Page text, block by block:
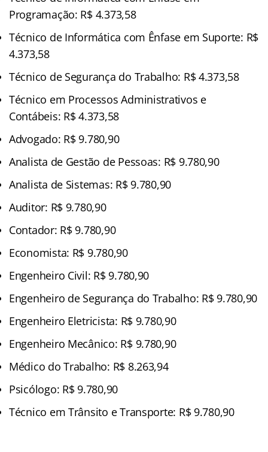
Programação: R$ 4.373,58
Técnico de Informática com Ênfase em Suporte: R$
4.373,58
Técnico de Segurança do Trabalho: R$ 4.373,58
Técnico em Processos Administrativos e
Contábeis: R$ 4.373,58
Advogado: R$ 9.780,90
Analista de Gestão de Pessoas: R$ 9.780,90
Analista de Sistemas: R$ 9.780,90
Auditor: R$ 9.780,90
Contador: R$ 9.780,90
Economista: R$ 9.780,90
Engenheiro Civil: R$ 9.780,90
Engenheiro de Segurança do Trabalho: R$ 9.780,90
Engenheiro Eletricista: R$ 9.780,90
Engenheiro Mecânico: R$ 9.780,90
Médico do Trabalho: R$ 8.263,94
Psicólogo: R$ 9.780,90
Técnico em Trânsito e Transporte: R$ 9.780,90